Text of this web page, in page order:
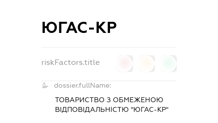
ЮГАС-КР
riskFactors.title
dossier.fullName:
ТОВАРИСТВО З ОБМЕЖЕНОЮ
ВІДПОВІДАЛЬНІСТЮ "ЮГАС-КР"